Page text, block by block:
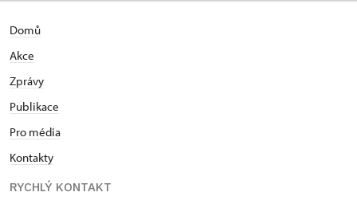
Domů
Akce
Zprávy
Publikace
Pro média
Kontakty
RYCHLÝ KONTAKT